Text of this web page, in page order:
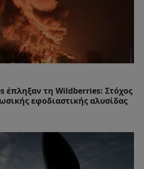
έπληξαν τη Wildberries: Στόχος
εφοδιαστικής αλυσίδας